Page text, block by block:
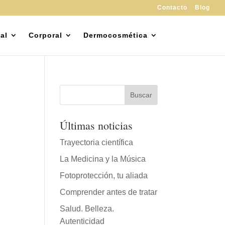
Contacto Blog
Corporal Dermocosmética
Últimas noticias
Trayectoria científica
La Medicina y la Música
Fotoprotección, tu aliada
Comprender antes de tratar
Salud. Belleza.
Autenticidad